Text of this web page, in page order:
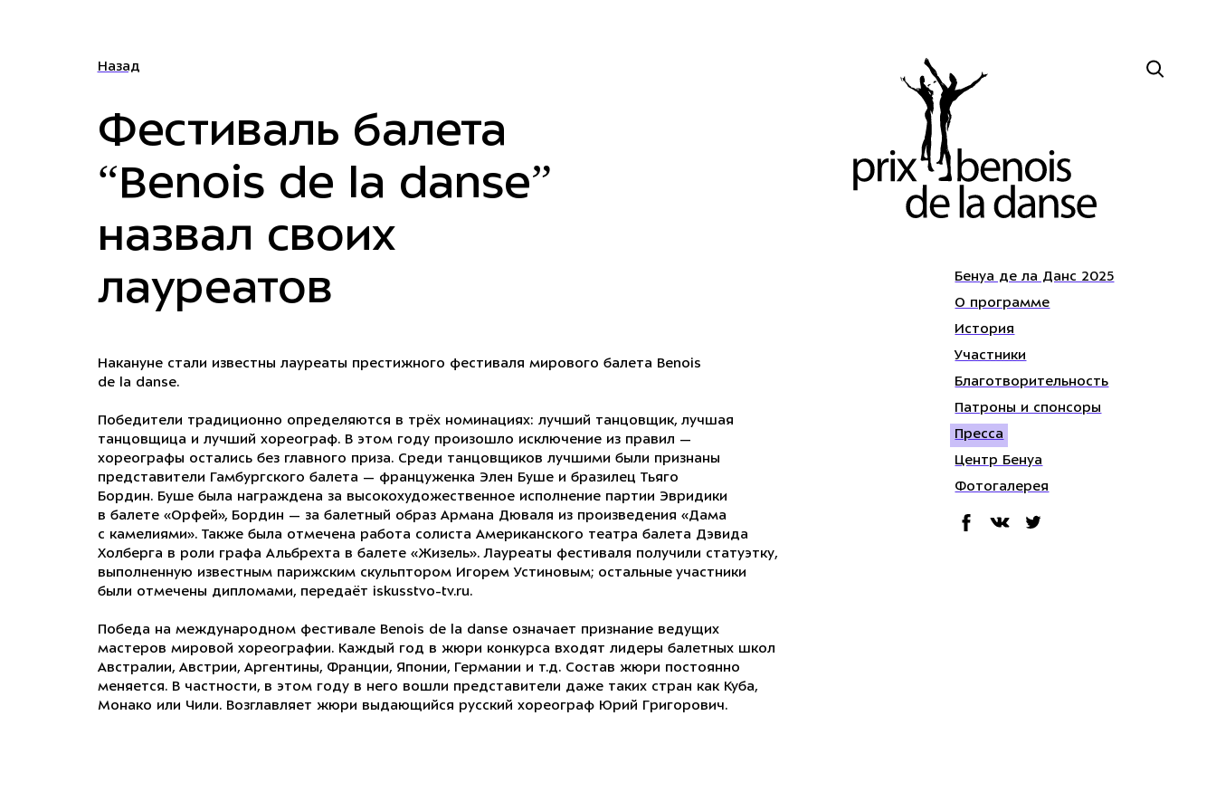
Назад
Бенуа де ла Данс 2025
О программе
История
Участники
Благотворительность
Патроны и спонсоры
Пресса
Центр Бенуа
Фотогалерея
Фестиваль балета
“Benois de la danse”
назвал своих
лауреатов
Накануне стали известны лауреаты престижного фестиваля мирового балета Benois
de la danse.
Победители традиционно определяются в трёх номинациях: лучший танцовщик, лучшая
танцовщица и лучший хореограф. В этом году произошло исключение из правил —
хореографы остались без главного приза. Среди танцовщиков лучшими были признаны
представители Гамбургского балета — француженка Элен Буше и бразилец Тьяго
Бордин. Буше была награждена за высокохудожественное исполнение партии Эвридики
в балете «Орфей», Бордин — за балетный образ Армана Дюваля из произведения «Дама
с камелиями». Также была отмечена работа солиста Американского театра балета Дэвида
Холберга в роли графа Альбрехта в балете «Жизель». Лауреаты фестиваля получили статуэтку,
выполненную известным парижским скульптором Игорем Устиновым; остальные участники
были отмечены дипломами, передаёт iskusstvo-tv.ru.
Победа на международном фестивале Benois de la danse означает признание ведущих
мастеров мировой хореографии. Каждый год в жюри конкурса входят лидеры балетных школ
Австралии, Австрии, Аргентины, Франции, Японии, Германии и т.д. Состав жюри постоянно
меняется. В частности, в этом году в него вошли представители даже таких стран как Куба,
Монако или Чили. Возглавляет жюри выдающийся русский хореограф Юрий Григорович.